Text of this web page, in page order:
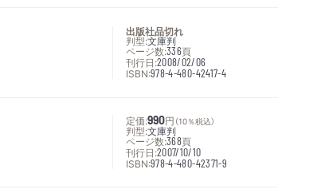
出版社品切れ
判型:文庫判
ページ数:336頁
刊行日:2008/02/06
ISBN:978-4-480-42417-4
定価:990円 （10％税込）
判型:文庫判
ページ数:368頁
刊行日:2007/10/10
ISBN:978-4-480-42371-9